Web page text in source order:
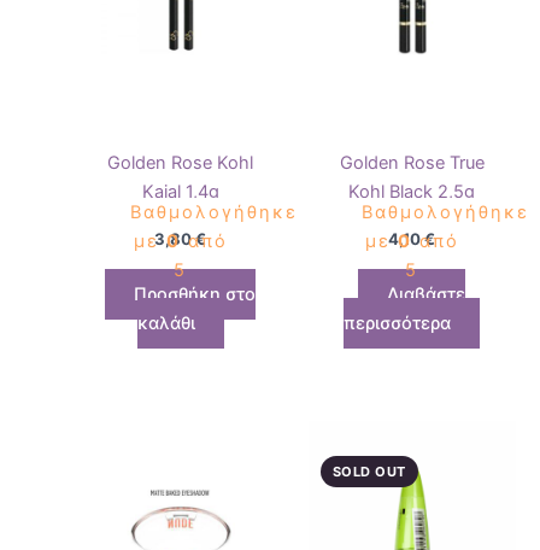
Golden Rose Kohl
Kajal 1,4g
Βαθμολογήθηκε
με0από
5
3,80€
Προσθήκη στο
καλάθι
Golden Rose True
Kohl Black 2,5g
Βαθμολογήθηκε
με0από
5
4,10€
Διαβάστε
περισσότερα
SOLD OUT